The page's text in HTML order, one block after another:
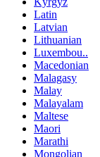
Latin
Latvian
Lithuanian
Luxembou..
Macedonian
Malagasy
Malay
Malayalam
Maltese
Maori
Marathi
Mongolian